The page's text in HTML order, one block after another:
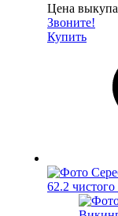
Цена выкупа
Звоните!
Купить